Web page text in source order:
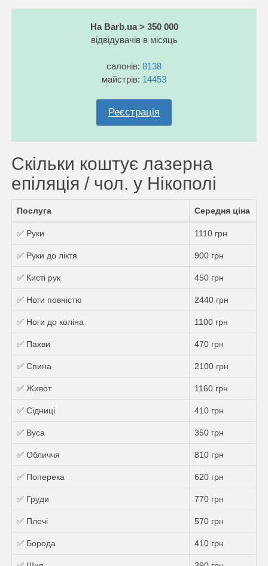
На Barb.ua > 350 000
відвідувачів в місяць
салонів: 8138
майстрів: 14453
Реєстрація
Скільки коштує лазерна
епіляція / чол. у Нікополі
Послуга Середня ціна
✅ Руки 1110 грн
✅ Руки до ліктя 900 грн
✅ Кисті рук 450 грн
✅ Ноги повністю 2440 грн
✅ Ноги до коліна 1100 грн
✅ Пахви 470 грн
✅ Спина 2100 грн
✅ Живот 1160 грн
✅ Сідниці 410 грн
✅ Вуса 350 грн
✅ Обличчя 810 грн
✅ Поперека 620 грн
✅ Груди 770 грн
✅ Плечі 570 грн
✅ Борода 410 грн